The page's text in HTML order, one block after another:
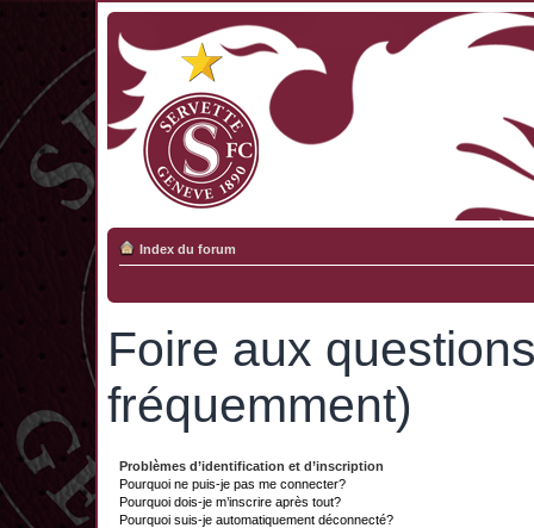
Index du forum
Foire aux
fréquemment)
Problèmes d’identification et d’inscription
Pourquoi ne puis-je pas me connecter?
Pourquoi dois-je m’inscrire après tout?
Pourquoi suis-je automatiquement déconnecté?